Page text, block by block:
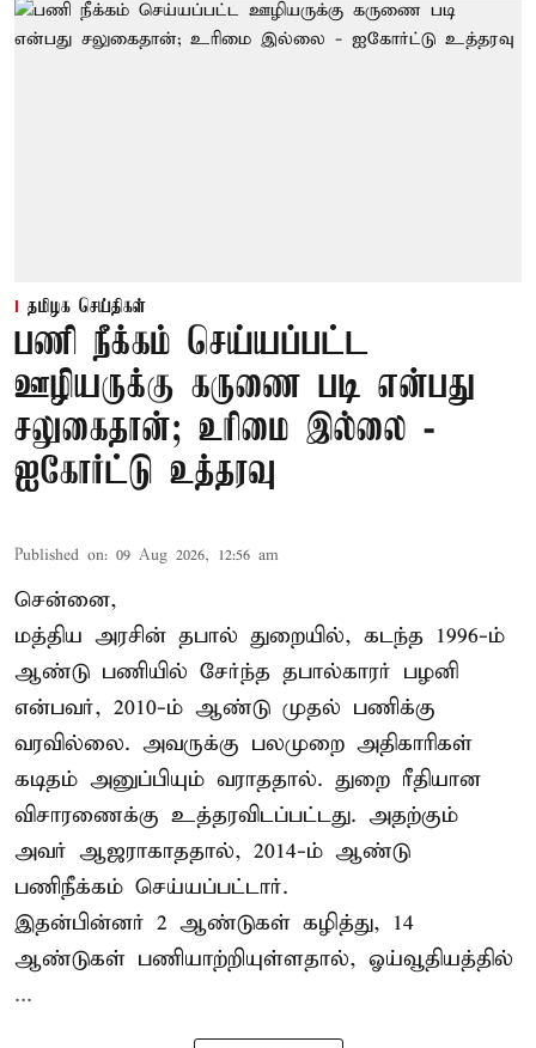
தமிழக செய்திகள்
பணி நீக்கம் செய்யப்பட்ட
ஊழியருக்கு கருணை படி என்பது
சலுகைதான்; உரிமை இல்லை -
ஐகோர்ட்டு உத்தரவு
Published on: 09 Aug 2026, 12:56 am
சென்னை,
மத்திய அரசின் தபால் துறையில், கடந்த 1996-ம்
ஆண்டு பணியில் சேர்ந்த தபால்காரர் பழனி
என்பவர், 2010-ம் ஆண்டு முதல் பணிக்கு
வரவில்லை. அவருக்கு பலமுறை அதிகாரிகள்
கடிதம் அனுப்பியும் வராததால். துறை ரீதியான
விசாரணைக்கு உத்தரவிடப்பட்டது. அதற்கும்
அவர் ஆஜராகாததால், 2014-ம் ஆண்டு
பணிநீக்கம் செய்யப்பட்டார்.
இதன்பின்னர் 2 ஆண்டுகள் கழித்து, 14
ஆண்டுகள் பணியாற்றியுள்ளதால், ஓய்வூதியத்தில்
...